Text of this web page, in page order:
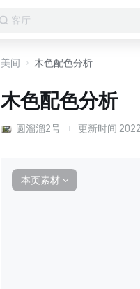
客厅
美间 木色配色分析
木色配色分析
圆溜溜2号 更新时间
本页素材 ∨